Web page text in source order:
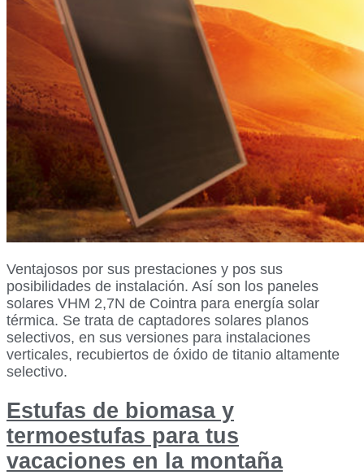
Ventajosos por sus prestaciones y pos sus
posibilidades de instalación. Así son los paneles
solares VHM 2,7N de Cointra para energía solar
térmica. Se trata de captadores solares planos
selectivos, en sus versiones para instalaciones
verticales, recubiertos de óxido de titanio altamente
selectivo.
Estufas de biomasa y
termoestufas para tus
vacaciones en la montaña